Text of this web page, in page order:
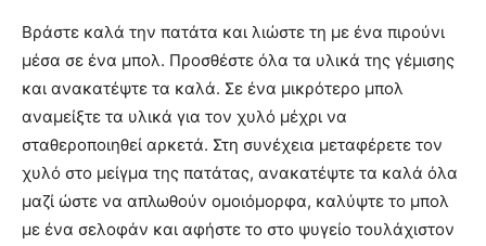
Βράστε καλά την πατάτα και λιώστε τη με ένα πιρούνι
μέσα σε ένα μπολ. Προσθέστε όλα τα υλικά της γέμισης
και ανακατέψτε τα καλά. Σε ένα μικρότερο μπολ
αναμείξτε τα υλικά για τον χυλό μέχρι να
σταθεροποιηθεί αρκετά. Στη συνέχεια μεταφέρετε τον
χυλό στο μείγμα της πατάτας, ανακατέψτε τα καλά όλα
μαζί ώστε να απλωθούν ομοιόμορφα, καλύψτε το μπολ
με ένα σελοφάν και αφήστε το στο ψυγείο τουλάχιστον